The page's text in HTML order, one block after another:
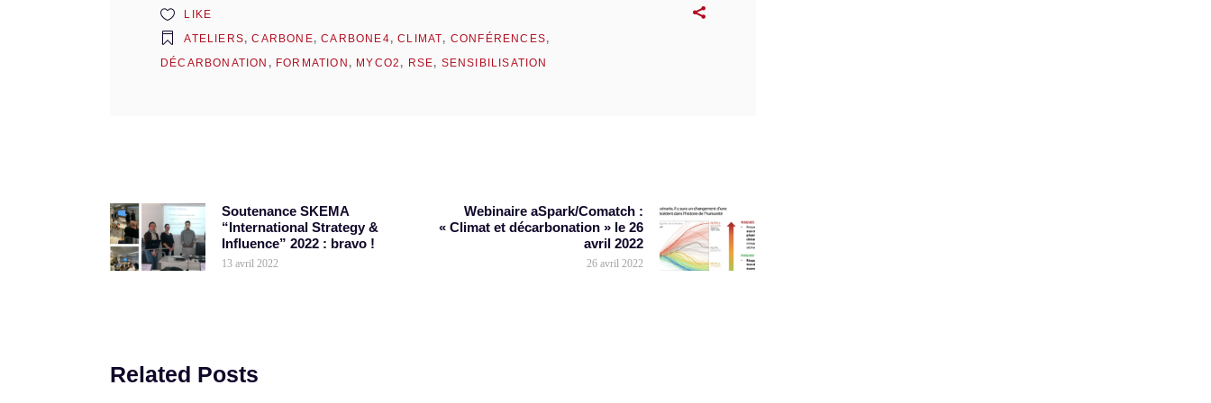
LIKE
ATELIERS,CARBONE,CARBONE4,CLIMAT, CONFÉRENCES,
DÉCARBONATION , FORMATION , MYCO2 , RSE, SENSIBILISATION
Soutenance SKEMA
“International Strategy &
Influence” 2022 : bravo !
13 avril 2022
Webinaire aSpark/Comatch :
« Climat et décarbonation » le 26
avril 2022
26 avril 2022
Related Posts